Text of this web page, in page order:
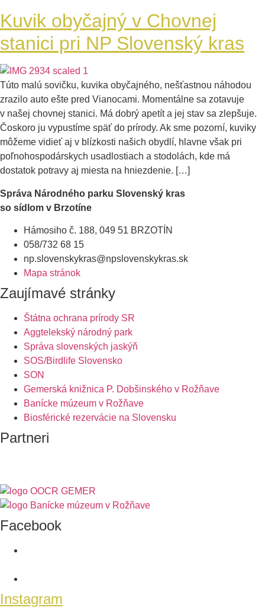
Kuvik obyčajný v Chovnej
stanici pri NP Slovenský kras
Túto malú sovičku, kuvika obyčajného, nešťastnou náhodou
zrazilo auto ešte pred Vianocami. Momentálne sa zotavuje
v našej chovnej stanici. Má dobrý apetít a jej stav sa zlepšuje.
Čoskoro ju vypustíme späť do prírody. Ak sme pozorní, kuviky
môžeme vidieť aj v blízkosti našich obydlí, hlavne však pri
poľnohospodárskych usadlostiach a stodolách, kde má
dostatok potravy aj miesta na hniezdenie. […]
Správa Národného parku Slovenský kras
so sídlom v Brzotíne
Hámosiho č. 188, 049 51 BRZOTÍN
058/732 68 15
np.slovenskykras@npslovenskykras.sk
Mapa stránok
Zaujímavé stránky
Štátna ochrana prírody SR
Aggtelekský národný park
Správa slovenských jaskýň
SOS/Birdlife Slovensko
SON
Gemerská knižnica P. Dobšinského v Rožňave
Banícke múzeum v Rožňave
Biosférické rezervácie na Slovensku
Partneri
Facebook
Instagram